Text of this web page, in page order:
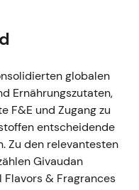
2021 und
die Jahres-
starkem
einer deutlichen
das
globalen
Ernährungszutaten,
F&E und Zugang zu
entscheidende
Zu den relevantesten
Givaudan
& Fragrances